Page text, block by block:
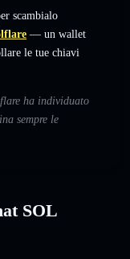
scambialo
— un wallet
le tue chiavi
ha individuato
sempre le
SOL